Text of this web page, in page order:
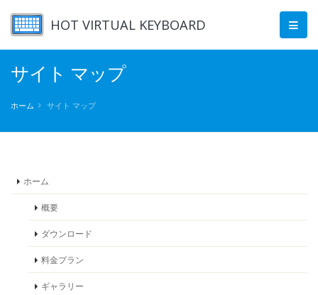
HOT VIRTUAL KEYBOARD
サイト マップ
ホーム サイト マップ
ホーム
概要
ダウンロード
料金プラン
ギャラリー